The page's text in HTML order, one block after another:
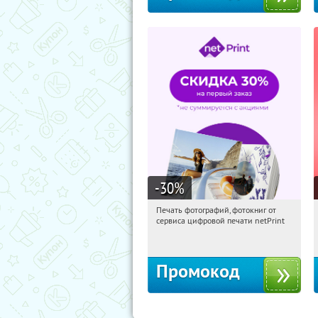
-30%
02:29:38 Получили:
Печать фотографий, фотокниг от
сервиса цифровой печати netPrint
Промокод